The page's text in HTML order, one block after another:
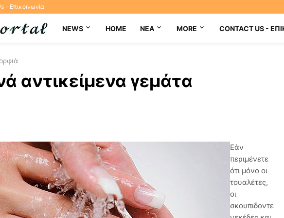
- Επικοινωνία
NEWS HOME NEA MORE CONTACT US -
αντικείμενα γεμάτα
Εάν
περιμένετε
ότι μόνο οι
τουαλέτες,
οι
σκουπιδοντε